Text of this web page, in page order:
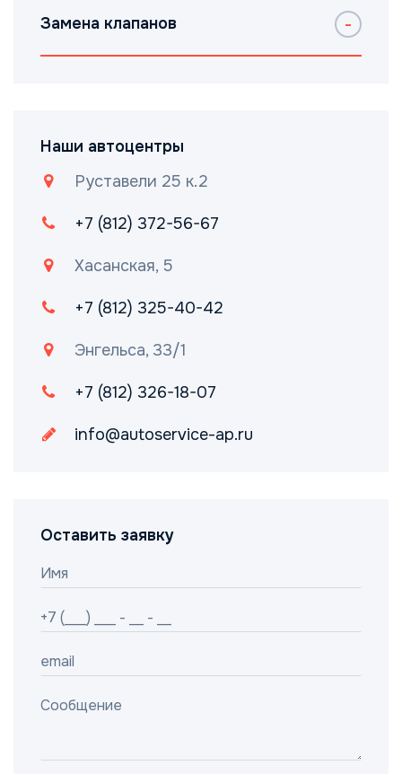
Замена клапанов
Наши автоцентры
Руставели 25 к.2
+7 (812) 372-56-67
Хасанская, 5
+7 (812) 325-40-42
Энгельса, 33/1
+7 (812) 326-18-07
info@autoservice-ap.ru
Оставить заявку